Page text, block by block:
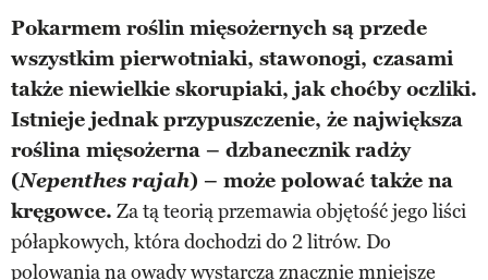
Pokarmem roślin mięsożernych są przede
wszystkim pierwotniaki, stawonogi, czasami
także niewielkie skorupiaki, jak choćby oczliki.
Istnieje jednak przypuszczenie, że największa
roślina mięsożerna – dzbanecznik radży
(Nepenthes rajah) – może polować także na
kręgowce. Za tą teorią przemawia objętość jego liści
półapkowych, która dochodzi do 2 litrów. Do
polowania na owady wystarczą znacznie mniejsze